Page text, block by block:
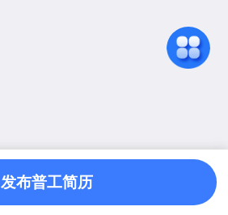
发布普工简历